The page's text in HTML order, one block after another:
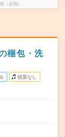
（全国）
梱包・洗
残業なし